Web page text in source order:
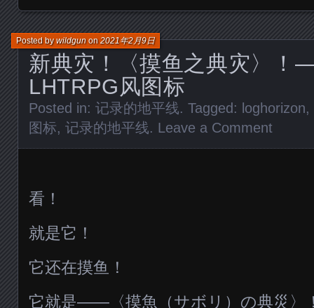
新典灾！〈摸鱼之典灾〉
LHTRPG风图标
Posted bywildgunon2021年2月9日
Posted in: 记录的地平线. Tagged: loghorizon,
图标, 记录的地平线. Leave a Comment
看！
就是它！
它还在摸鱼！
它就是——〈摸魚（サボリ）の典災〉